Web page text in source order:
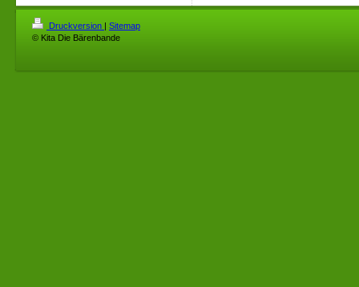
Druckversion | Sitemap
© Kita Die Bärenbande